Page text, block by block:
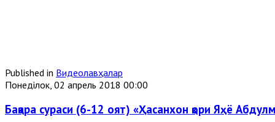
Published in Видеолавҳалар
Понеділок, 02 апрель 2018 00:00
Бақара сураси (6-12 оят) «Ҳасанхон қори Яҳё